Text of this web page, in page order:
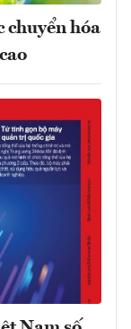
chuyển hóa